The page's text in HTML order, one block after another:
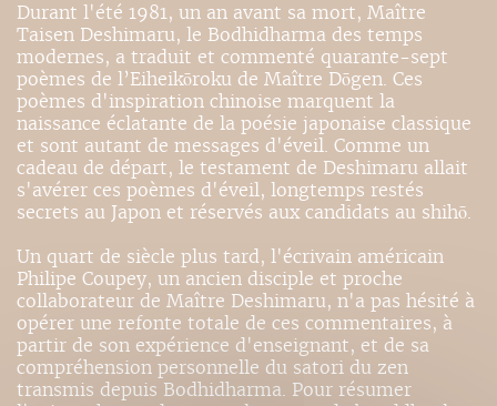
Durant l'été 1981, un an avant sa mort, Maître
Taisen Deshimaru, le Bodhidharma des temps
modernes, a traduit et commenté quarante-sept
poèmes de l’Eiheikōroku de Maître Dōgen. Ces
poèmes d'inspiration chinoise marquent la
naissance éclatante de la poésie japonaise classique
et sont autant de messages d'éveil. Comme un
cadeau de départ, le testament de Deshimaru allait
s'avérer ces poèmes d'éveil, longtemps restés
secrets au Japon et réservés aux candidats au shihō.
Un quart de siècle plus tard, l'écrivain américain
Philipe Coupey, un ancien disciple et proche
collaborateur de Maître Deshimaru, n'a pas hésité à
opérer une refonte totale de ces commentaires, à
partir de son expérience d'enseignant, et de sa
compréhension personnelle du satori du zen
transmis depuis Bodhidharma. Pour résumer